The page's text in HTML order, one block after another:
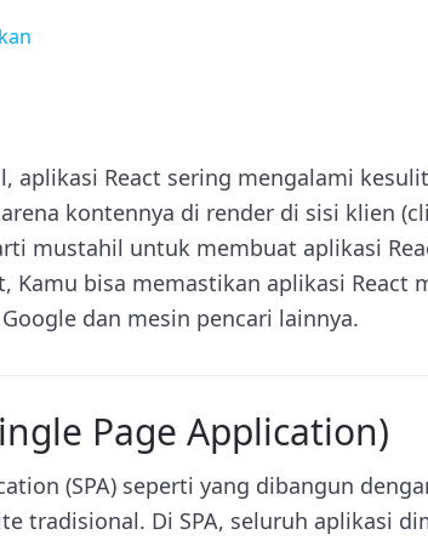
aplikasi React sering mengalami
kontennya di render di sisi klien
mustahil untuk membuat aplikasi
Kamu bisa memastikan aplikasi React
dan mesin pencari lainnya.
Page Application)
(SPA) seperti yang dibangun
tradisional. Di SPA, seluruh aplikasi